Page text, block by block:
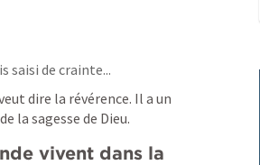
saisi de crainte...
dire la révérence. Il a un
la sagesse de Dieu.
vivent dans la